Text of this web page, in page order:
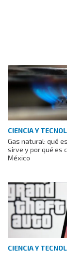
CIENCIA Y
Gas natural: qué
sirve y por qué es
México
CIENCIA Y